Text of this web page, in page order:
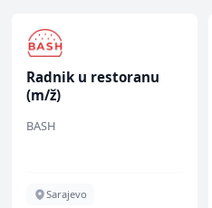
Radnik u restoranu
(m/ž)
BASH
Sarajevo